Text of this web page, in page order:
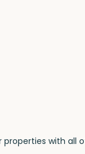
with all